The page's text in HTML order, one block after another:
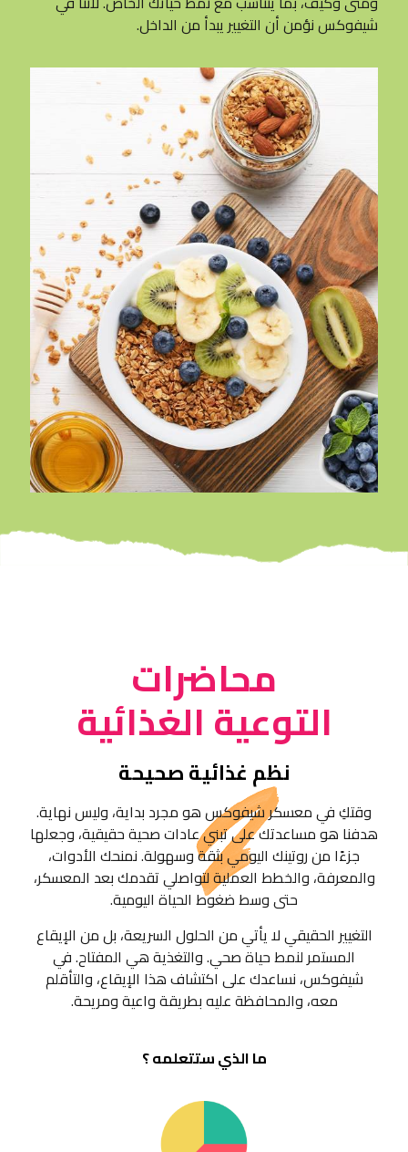
شيفوكس نؤمن أن التغيير يبدأ من الداخل.
محاضرات
التوعية الغذائية
نظم غذائية صحيحة
وقتكِ في معسكر شيفوكس هو مجرد بداية، وليس نهاية.
هدفنا هو مساعدتك على تبني عادات صحية حقيقية، وجعلها
جزءًا من روتينك اليومي بثقة وسهولة. نمنحك الأدوات،
والمعرفة، والخطط العملية لتواصلي تقدمك بعد المعسكر،
حتى وسط ضغوط الحياة اليومية.
التغيير الحقيقي لا يأتي من الحلول السريعة، بل من الإيقاع
المستمر لنمط حياة صحي. والتغذية هي المفتاح. في
شيفوكس، نساعدك على اكتشاف هذا الإيقاع، والتأقلم
معه، والمحافظة عليه بطريقة واعية ومريحة.
ما الذي ستتعلمه ؟